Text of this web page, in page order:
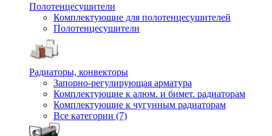
Полотенцесушители
Комплектующие для полотенцесушителей
Полотенцесушители
Радиаторы, конвекторы
Запорно-регулирующая арматура
Комплектующие к алюм. и бимет. радиаторам
Комплектующие к чугунным радиаторам
Все категории (7)